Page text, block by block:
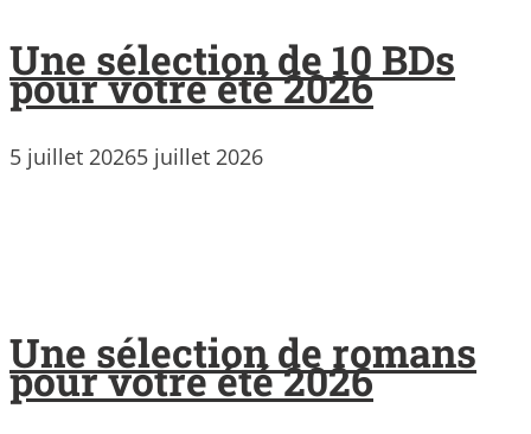
Une sélection de 10 BDs
pour votre été 2026
5 juillet 20265 juillet 2026
Une sélection de romans
pour votre été 2026